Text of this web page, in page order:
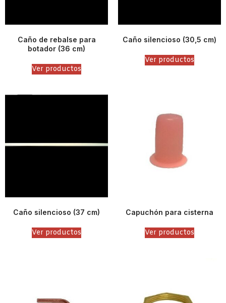
Caño de rebalse para
botador (36 cm)
Ver productos
Caño silencioso (30,5 cm)
Ver productos
Caño silencioso (37 cm)
Ver productos
Capuchón para cisterna
Ver productos